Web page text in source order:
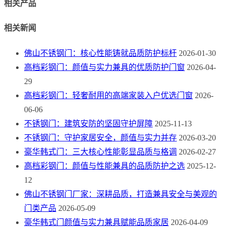
相关产品
相关新闻
佛山不锈钢门：核心性能铸就品质防护标杆 2026-01-30
高档彩钢门：颜值与实力兼具的优质防护门窗 2026-04-
29
高档彩钢门：轻奢耐用的高端家装入户优选门窗 2026-
06-06
不锈钢门：建筑安防的坚固守护屏障 2025-11-13
不锈钢门：守护家居安全，颜值与实力并存 2026-03-20
豪华韩式门：三大核心性能彰显品质与格调 2026-02-27
高档彩钢门：颜值与性能兼具的品质防护之选 2025-12-
12
佛山不锈钢门厂家：深耕品质，打造兼具安全与美观的
门类产品 2026-05-09
豪华韩式门颜值与实力兼具赋能品质家居 2026-04-09